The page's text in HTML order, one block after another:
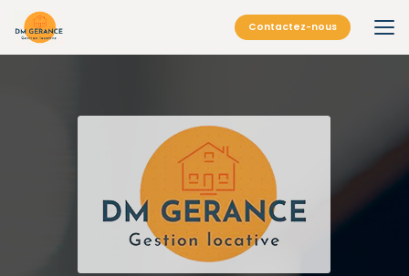
au
contenu
principal
Contactez-nous